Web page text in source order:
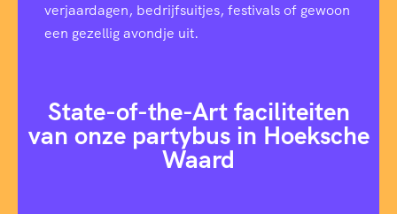
verjaardagen, bedrijfsuitjes, festivals of gewoon
een gezellig avondje uit.
State-of-the-Art faciliteiten
van onze partybus in Hoeksche
Waard